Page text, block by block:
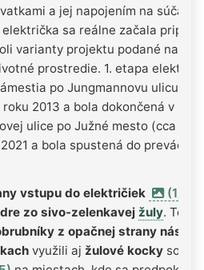
a jej napojením na
sa reálne začala
varianty projektu podané na
prostredie. 1. etapa
po Jungmannovu ulicu
2013 a bola dokončená v roku
ulice po Južné mesto (cca 3,9
a bola spustená do
vstupu do električiek
(1)
zo sivo-zelenkavej žuly. Ten
z opačnej strany
využili aj žulové kocky so